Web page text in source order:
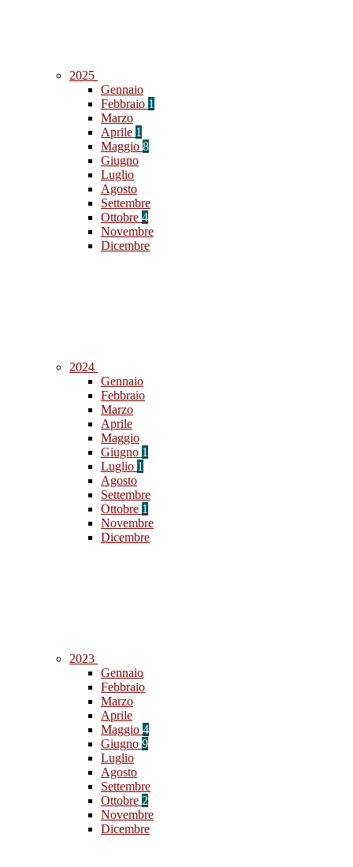
2025
Gennaio
Febbraio 1
Marzo
Aprile 1
Maggio 8
Giugno
Luglio
Agosto
Settembre
Ottobre 4
Novembre
Dicembre
2024
Gennaio
Febbraio
Marzo
Aprile
Maggio
Giugno 1
Luglio 1
Agosto
Settembre
Ottobre 1
Novembre
Dicembre
2023
Gennaio
Febbraio
Marzo
Aprile
Maggio 4
Giugno 9
Luglio
Agosto
Settembre
Ottobre 2
Novembre
Dicembre